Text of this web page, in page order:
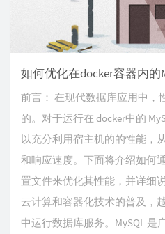
如何优化在docker容器内的
前言： 在现代数据库应用中，
的。对于运行在 docker中的
以充分利用宿主机的的性能，
和响应速度。下面将介绍如何
置文件来优化其性能，并详细
云计算和容器化技术的普及，
中运行数据库服务。MySQL 是